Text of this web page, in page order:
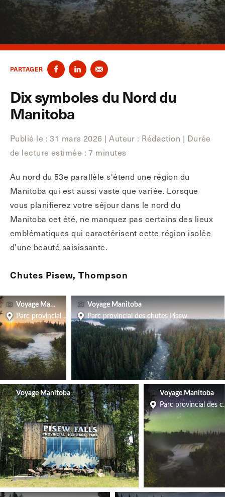
PARTAGER
Dix symboles du Nord du
Manitoba
Publié le : 31 mars 2026 | Auteur : Rédaction | Durée
de lecture estimée : 7 minutes
Au nord du 53e parallèle s'étend une région du
Manitoba qui est aussi vaste que variée. Lorsque
vous planifierez votre séjour dans le nord du
Manitoba cet été, ne manquez pas certains des lieux
emblématiques qui caractérisent cette région isolée
d'une beauté saisissante.
Chutes Pisew, Thompson
Voyage Manitoba
Parc provincial des chutes Pisew
Voyage Manitoba
Parc provincial des chutes Pisew
Voyage Manitoba
Voyage Manitoba
Parc provincial des